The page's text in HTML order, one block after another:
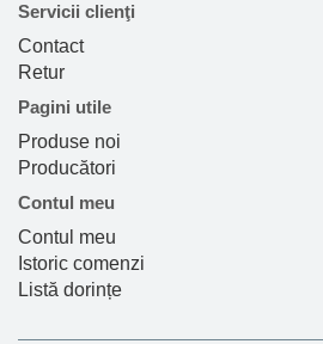
Servicii clienţi
Contact
Retur
Pagini utile
Produse noi
Producători
Contul meu
Contul meu
Istoric comenzi
Listă dorințe